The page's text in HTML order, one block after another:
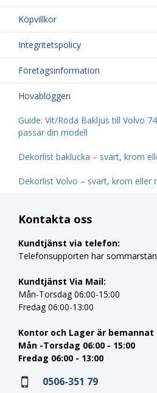
Köpvillkor
Integritetspolicy
Företagsinformation
Hovabloggen
Guide: Vit/Röda Bakljus till Volvo
passar din modell
Dekorlist baklucka – svart, krom
Dekorlist Volvo – svart, krom eller
Kontakta oss
Kundtjänst via telefon:
Telefonsupporten har
Kundtjänst Via Mail:
Mån-Torsdag 06:00-15:00
Fredag 06:00-13:00
Kontor och Lager är bemannat
Mån -Torsdag 06:00 - 15:00
Fredag 06:00 - 13:00
0506-351 79